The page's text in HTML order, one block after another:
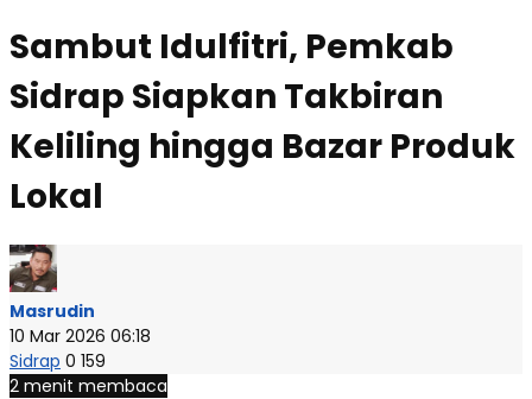
Sambut Idulfitri, Pemkab
Sidrap Siapkan Takbiran
Keliling hingga Bazar Produk
Lokal
Masrudin
10 Mar 2026 06:18
Sidrap 0 159
2 menit membaca